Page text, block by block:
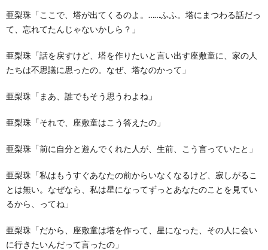
亜梨珠「ここで、塔が出てくるのよ。……ふふ。塔にまつわる話だっ
て、忘れてたんじゃないかしら？」
亜梨珠「話を戻すけど、塔を作りたいと言い出す座敷童に、家の人
たちは不思議に思ったの。なぜ、塔なのかって」
亜梨珠「まあ、誰でもそう思うわよね」
亜梨珠「それで、座敷童はこう答えたの」
亜梨珠「前に自分と遊んでくれた人が、生前、こう言っていたと」
亜梨珠「私はもうすぐあなたの前からいなくなるけど、寂しがるこ
とは無い。なぜなら、私は星になってずっとあなたのことを見てい
るから、ってね」
亜梨珠「だから、座敷童は塔を作って、星になった、その人に会い
に行きたいんだって言ったの」